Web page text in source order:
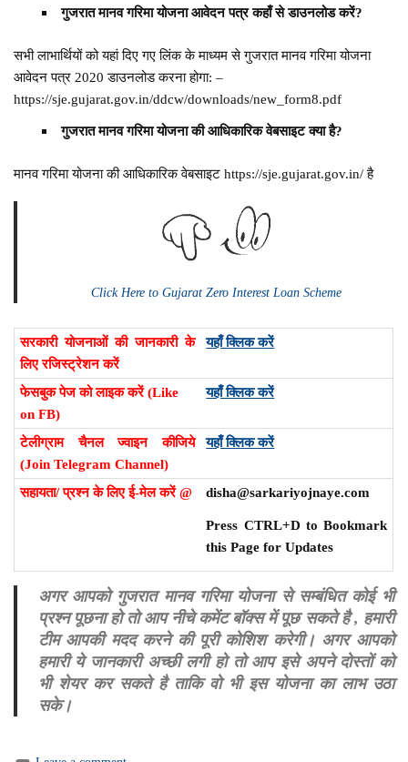
गुजरात मानव गरिमा योजना आवेदन पत्र कहाँ से डाउनलोड करें?
सभी लाभार्थियों को यहां दिए गए लिंक के माध्यम से गुजरात मानव गरिमा योजना
आवेदन पत्र 2020 डाउनलोड करना होगा: –
https://sje.gujarat.gov.in/ddcw/downloads/new_form8.pdf
गुजरात मानव गरिमा योजना की आधिकारिक वेबसाइट क्या है?
मानव गरिमा योजना की आधिकारिक वेबसाइट https://sje.gujarat.gov.in/ है
Click Here to Gujarat Zero Interest Loan Scheme
सरकारी योजनाओं की जानकारी के
लिए रजिस्ट्रेशन करें
यहाँ क्लिक करें
फेसबुक पेज को लाइक करें (Like
on FB)
यहाँ क्लिक करें
टेलीग्राम चैनल ज्वाइन कीजिये
(Join Telegram Channel)
यहाँ क्लिक करें
सहायता/ प्रश्न के लिए ई-मेल करें @ disha@sarkariyojnaye.com
Press CTRL+D to Bookmark
this Page for Updates
अगर आपको गुजरात मानव गरिमा योजना से सम्बंधित कोई भी
प्रश्न पूछना हो तो आप नीचे कमेंट बॉक्स में पूछ सकते है , हमारी
टीम आपकी मदद करने की पूरी कोशिश करेगी। अगर आपको
हमारी ये जानकारी अच्छी लगी हो तो आप इसे अपने दोस्तों को
भी शेयर कर सकते है ताकि वो भी इस योजना का लाभ उठा
सके।